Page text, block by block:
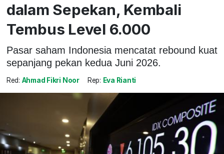
dalam Sepekan, Kembali
Tembus Level 6.000
Pasar saham Indonesia mencatat rebound kuat
sepanjang pekan kedua Juni 2026.
Red: Ahmad Fikri Noor Rep: Eva Rianti